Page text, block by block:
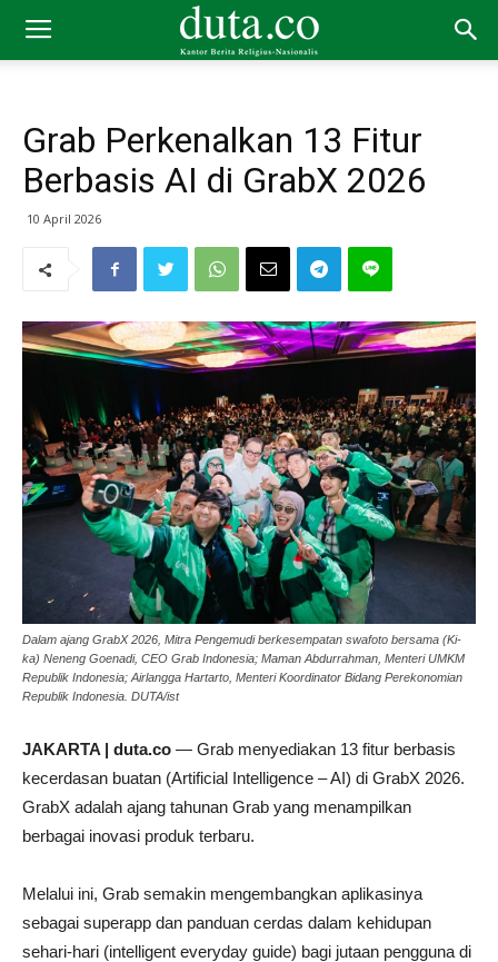
Grab Perkenalkan 13 Fitur
Berbasis AI di GrabX 2026
10 April 2026
Dalam ajang GrabX 2026, Mitra Pengemudi berkesempatan swafoto bersama (Ki-
ka) Neneng Goenadi, CEO Grab Indonesia; Maman Abdurrahman, Menteri UMKM
Republik Indonesia; Airlangga Hartarto, Menteri Koordinator Bidang Perekonomian
Republik Indonesia. DUTA/ist
JAKARTA | duta.co — Grab menyediakan 13 fitur berbasis
kecerdasan buatan (Artificial Intelligence – AI) di GrabX 2026.
GrabX adalah ajang tahunan Grab yang menampilkan
berbagai inovasi produk terbaru.
Melalui ini, Grab semakin mengembangkan aplikasinya
sebagai superapp dan panduan cerdas dalam kehidupan
sehari-hari (intelligent everyday guide) bagi jutaan pengguna di